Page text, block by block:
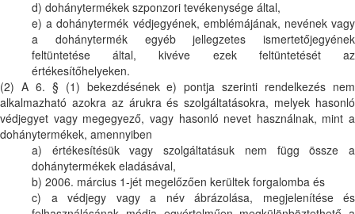
d) dohánytermékek szponzori tevékenysége által,
e) a dohánytermék védjegyének, emblémájának, nevének vagy
a dohánytermék egyéb jellegzetes ismertetőjegyének
feltüntetése által, kivéve ezek feltüntetését az
értékesítőhelyeken.
(2) A 6. § (1) bekezdésének e) pontja szerinti rendelkezés nem
alkalmazható azokra az árukra és szolgáltatásokra, melyek hasonló
védjegyet vagy megegyező, vagy hasonló nevet használnak, mint a
dohánytermékek, amennyiben
a) értékesítésük vagy szolgáltatásuk nem függ össze a
dohánytermékek eladásával,
b) 2006. március 1-jét megelőzően kerültek forgalomba és
c) a védjegy vagy a név ábrázolása, megjelenítése és